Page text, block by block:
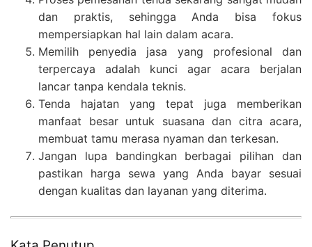
dan praktis, sehingga Anda bisa fokus
mempersiapkan hal lain dalam acara.
Memilih penyedia jasa yang profesional dan
terpercaya adalah kunci agar acara berjalan
lancar tanpa kendala teknis.
Tenda hajatan yang tepat juga memberikan
manfaat besar untuk suasana dan citra acara,
membuat tamu merasa nyaman dan terkesan.
Jangan lupa bandingkan berbagai pilihan dan
pastikan harga sewa yang Anda bayar sesuai
dengan kualitas dan layanan yang diterima.